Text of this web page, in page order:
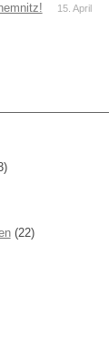
15. April
(22)